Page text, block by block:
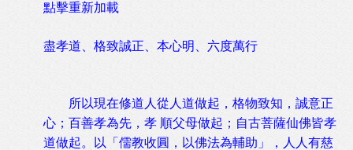
點擊重新加載
盡孝道、格致誠正、本心明、六度萬行
所以現在修道人從人道做起，格物致知，誠意正
心；百善孝為先，孝 順父母做起；自古菩薩仙佛皆孝
道做起。以「儒教收圓，以佛法為輔助」，人人有慈